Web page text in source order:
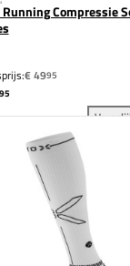
Sokken Dames
Running Compressie
€ 4995
95